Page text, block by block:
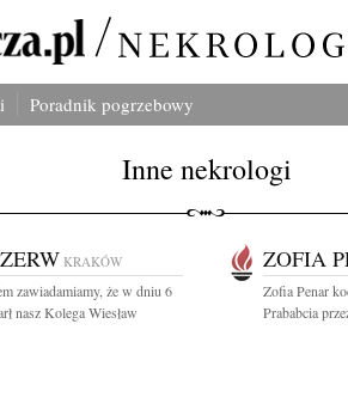
Poradnik pogrzebowy
Inne nekrologi
KRAKÓW
zawiadamiamy, że w dniu 6
nasz Kolega Wiesław
ZOFIA
Zofia Penar
Prababcia